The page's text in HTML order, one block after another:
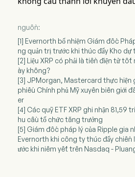
nguồn:
[1] Evernorth bổ nhiệm Giám đốc
ng quản trị trước khi thúc đẩy Kho dự
[2] Liệu XRP có phải là tiền điện tử
ày không?
[3] JPMorgan, Mastercard thực hiện
phiếu Chính phủ Mỹ xuyên biên giới
er
[4] Các quỹ ETF XRP ghi nhận 81,59
hu cầu tổ chức tăng trưởng
[5] Giám đốc pháp lý của Ripple gia
Evernorth khi công ty thúc đẩy chiến
ước khi niêm yết trên Nasdaq -